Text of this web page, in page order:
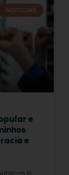
NOTÍCIAS
e
e
é